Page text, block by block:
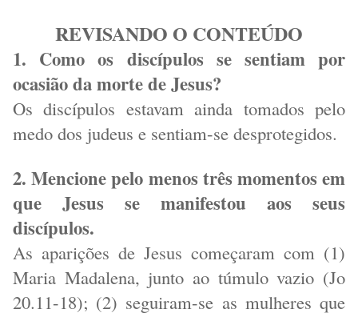
REVISANDO O CONTEÚDO
1. Como os discípulos se sentiam por
ocasião da morte de Jesus?
Os discípulos estavam ainda tomados pelo
medo dos judeus e sentiam-se desprotegidos.
2. Mencione pelo menos três momentos em
que Jesus se manifestou aos seus
discípulos.
As aparições de Jesus começaram com (1)
Maria Madalena, junto ao túmulo vazio (Jo
20.11-18); (2) seguiram-se as mulheres que